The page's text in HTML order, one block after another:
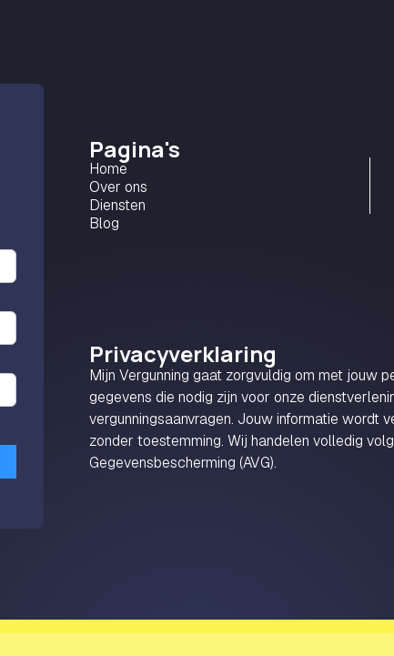
Pagina's
Home
Over ons
Diensten
Blog
Privacyverklaring
Mijn Vergunning gaat zorgvuldig om met jouw
gegevens die nodig zijn voor onze
vergunningsaanvragen. Jouw informatie wordt
zonder toestemming. Wij handelen volledig
Gegevensbescherming (AVG).